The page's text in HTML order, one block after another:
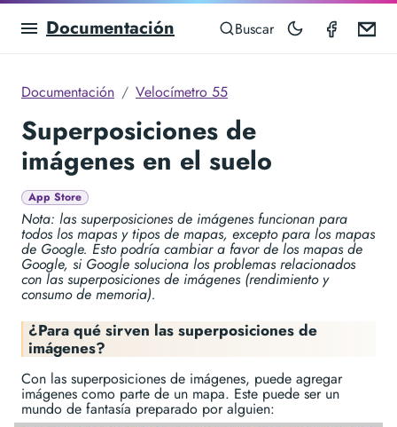
Documentación Buscar
Documentación Velocímetro 55
Superposiciones de
imágenes en el suelo
App Store
Nota: las superposiciones de imágenes funcionan para
todos los mapas y tipos de mapas, excepto para los mapas
de Google. Esto podría cambiar a favor de los mapas de
Google, si Google soluciona los problemas relacionados
con las superposiciones de imágenes (rendimiento y
consumo de memoria).
¿Para qué sirven las superposiciones de
imágenes?
Con las superposiciones de imágenes, puede agregar
imágenes como parte de un mapa. Este puede ser un
mundo de fantasía preparado por alguien: